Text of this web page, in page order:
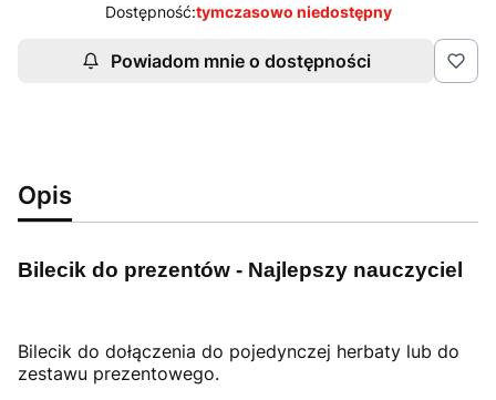
Dostępność:tymczasowo niedostępny
Powiadom mnie o dostępności
Opis
Bilecik do prezentów - Najlepszy nauczyciel
Bilecik do dołączenia do pojedynczej herbaty lub do
zestawu prezentowego.